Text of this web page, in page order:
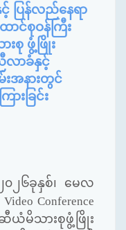
ပြန်လည်နေရာ
ောင်စုဝန်ကြီး
စု ဖွံ့ဖြိုး
ာခံနှင့်
အနားတွင်
ားခြင်း
၂၆ခုနှစ်၊ မေလ
Video Conference
မိသားစုဖွံ့ဖြိုး